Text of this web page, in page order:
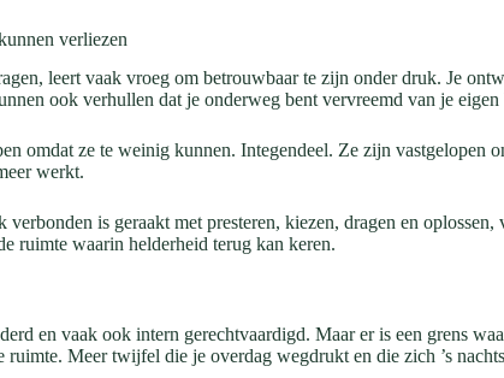
verliezen
leert vaak vroeg om betrouwbaar te zijn onder druk. Je
ook verhullen dat je onderweg bent vervreemd van je
omdat ze te weinig kunnen. Integendeel. Ze zijn
werkt.
is geraakt met presteren, kiezen, dragen en
ruimte waarin helderheid terug kan keren.
en vaak ook intern gerechtvaardigd. Maar er is een grens
Meer twijfel die je overdag wegdrukt en die zich ’s